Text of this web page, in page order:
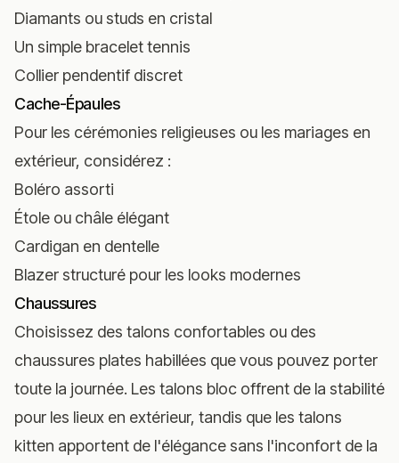
Diamants ou studs en cristal
Un simple bracelet tennis
Collier pendentif discret
Cache-Épaules
Pour les cérémonies religieuses ou les mariages en
extérieur, considérez :
Boléro assorti
Étole ou châle élégant
Cardigan en dentelle
Blazer structuré pour les looks modernes
Chaussures
Choisissez des talons confortables ou des
chaussures plates habillées que vous pouvez porter
toute la journée. Les talons bloc offrent de la stabilité
pour les lieux en extérieur, tandis que les talons
kitten apportent de l'élégance sans l'inconfort de la